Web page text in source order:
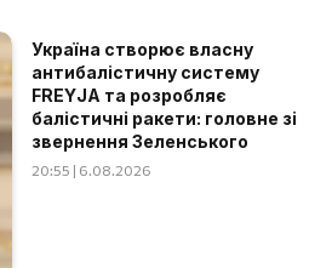
Україна створює власну
антибалістичну систему
FREYJA та розробляє
балістичні ракети: головне зі
звернення Зеленського
20:55 | 6.08.2026